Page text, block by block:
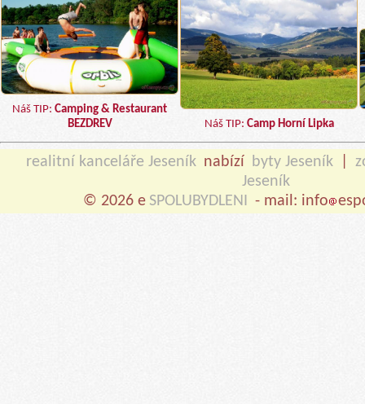
Náš TIP:Camping & Restaurant
BEZDREV
Náš TIP: Camp Horní Lipka
realitní kanceláře Jeseník nabízí byty Jeseník
Jeseník
© 2026 e SPOLUBYDLENI - mail: info